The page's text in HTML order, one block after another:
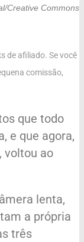
Creative Commons
de afiliado. Se você
comissão,
que todo
e que agora,
voltou ao
lenta,
a própria
três